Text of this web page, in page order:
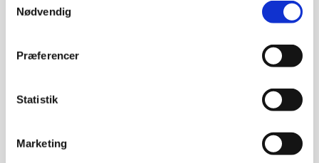
Nødvendig
Præferencer
Statistik
Marketing